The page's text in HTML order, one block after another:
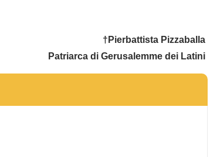
†Pierbattista Pizzaballa
dei Latini